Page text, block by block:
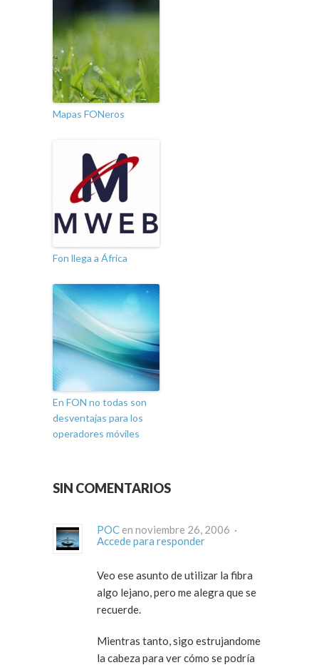
Mapas FONeros
Fon llega a África
En FON no todas son
desventajas para los
operadores móviles
SIN COMENTARIOS
POC
en noviembre 26, 2006 ·
Accede para responder
Veo ese asunto de utilizar la fibra
algo lejano, pero me alegra que se
recuerde.
Mientras tanto, sigo estrujandome
la cabeza para ver cómo se podría